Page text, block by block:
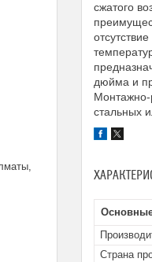
сжатого
дюйма и
Монтажно-
стальных
Страна